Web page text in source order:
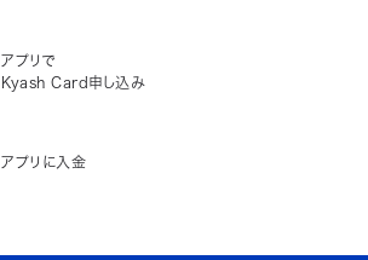
アプリで
Kyash Card申し込み
アプリに入金